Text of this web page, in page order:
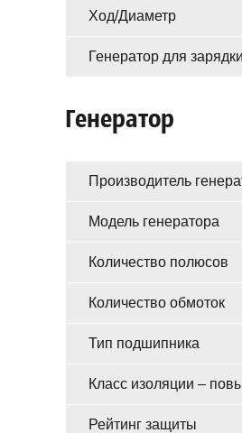
Ход/Диаметр
Генератор для зарядки
Генератор
Производитель
Модель генератора
Количество полюсов
Количество обмоток
Тип подшипника
Класс изоляции –
Рейтинг защиты